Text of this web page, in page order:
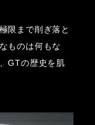
限まで削ぎ落と
ものは何もな
GTの歴史を肌